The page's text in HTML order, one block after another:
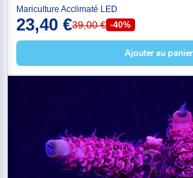
Mariculture Acclimaté LED
23,40 €39,00 € -40%
Ajouter au panier